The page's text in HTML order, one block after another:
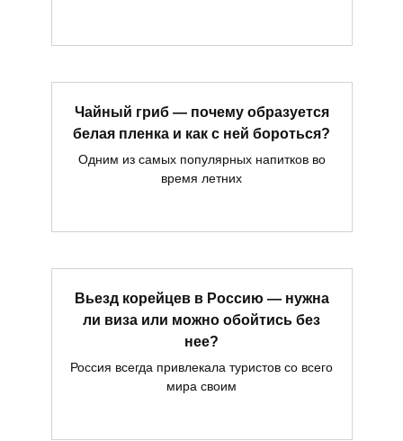
Чайный гриб — почему образуется
белая пленка и как с ней бороться?
Одним из самых популярных напитков во
время летних
Вьезд корейцев в Россию — нужна
ли виза или можно обойтись без
нее?
Россия всегда привлекала туристов со всего
мира своим